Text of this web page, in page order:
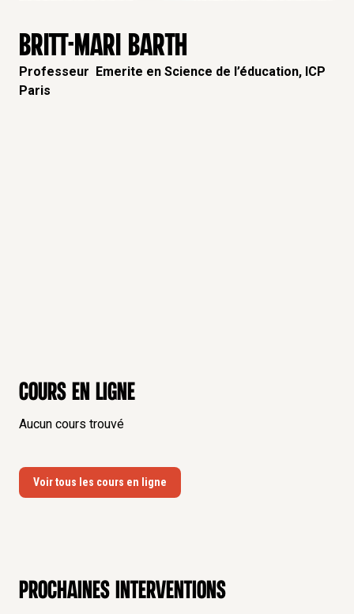
BRITT-MARI BARTH
Professeur Emerite en Science de l’éducation, ICP
Paris
Cours en ligne
Aucun cours trouvé
Voir tous les cours en ligne
Prochaines interventions